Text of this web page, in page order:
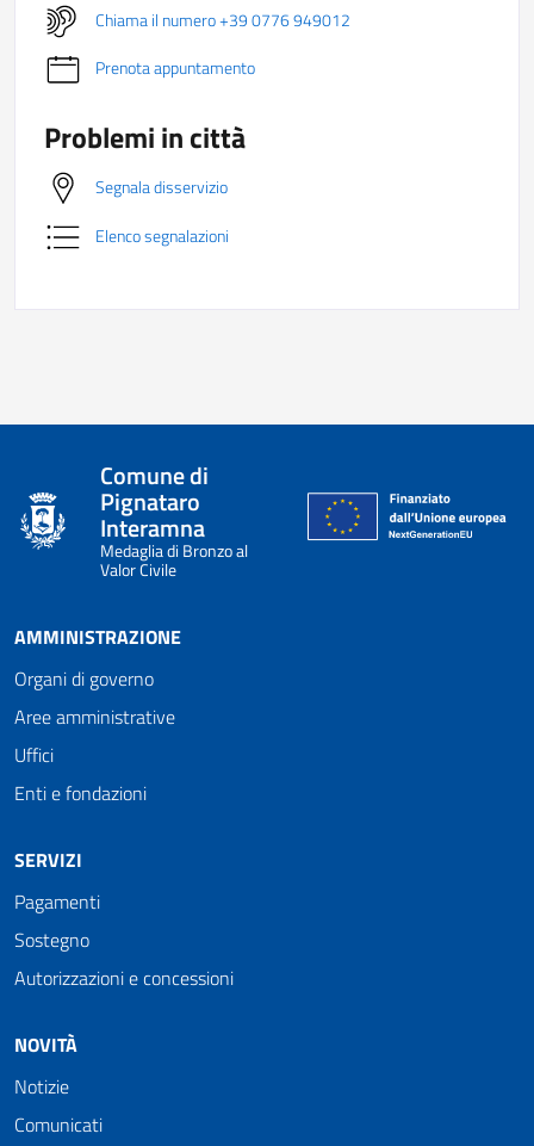
Chiama il numero +39 0776 949012
Prenota appuntamento
Problemi in città
Segnala disservizio
Elenco segnalazioni
Comune di
Pignataro
Interamna
Medaglia di Bronzo al
Valor Civile
AMMINISTRAZIONE
Organi di governo
Aree amministrative
Uffici
Enti e fondazioni
SERVIZI
Pagamenti
Sostegno
Autorizzazioni e concessioni
NOVITÀ
Notizie
Comunicati